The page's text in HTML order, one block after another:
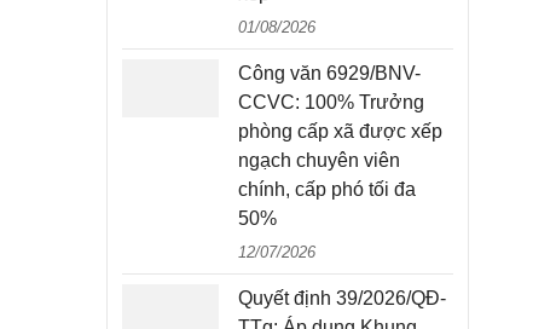
01/08/2026
Công văn 6929/BNV-
CCVC: 100% Trưởng
phòng cấp xã được xếp
ngạch chuyên viên
chính, cấp phó tối đa
50%
12/07/2026
Quyết định 39/2026/QĐ-